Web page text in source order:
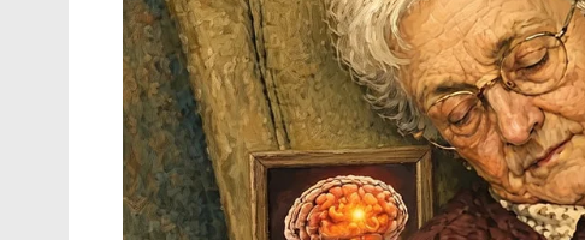
മുഖ്യമന്ത്രിക്ക് താങ്ങാനാവാത്ത മാനക്കേടും
സൂചിപ്പിക്കുന്നു.
Tags: case pv anvar p sasi